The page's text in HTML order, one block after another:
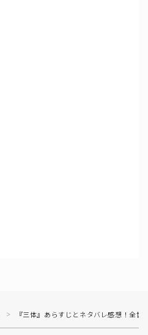
＞ 『三体』あらすじとネタバレ感想！全